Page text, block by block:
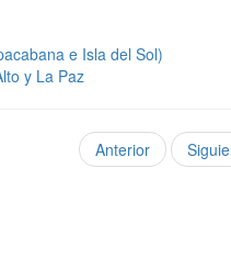
e Isla del Sol)
y La Paz
Anterior